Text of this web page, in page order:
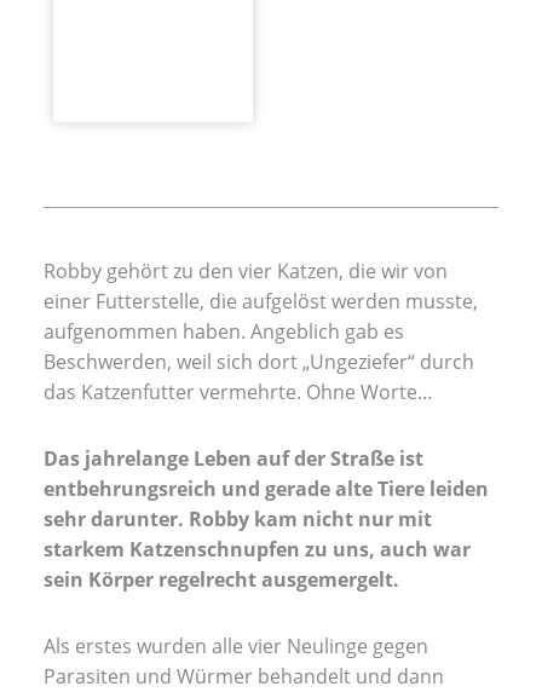
Robby gehört zu den vier Katzen, die wir von
einer Futterstelle, die aufgelöst werden musste,
aufgenommen haben. Angeblich gab es
Beschwerden, weil sich dort „Ungeziefer“ durch
das Katzenfutter vermehrte. Ohne Worte…
Das jahrelange Leben auf der Straße ist
entbehrungsreich und gerade alte Tiere leiden
sehr darunter. Robby kam nicht nur mit
starkem Katzenschnupfen zu uns, auch war
sein Körper regelrecht ausgemergelt.
Als erstes wurden alle vier Neulinge gegen
Parasiten und Würmer behandelt und dann